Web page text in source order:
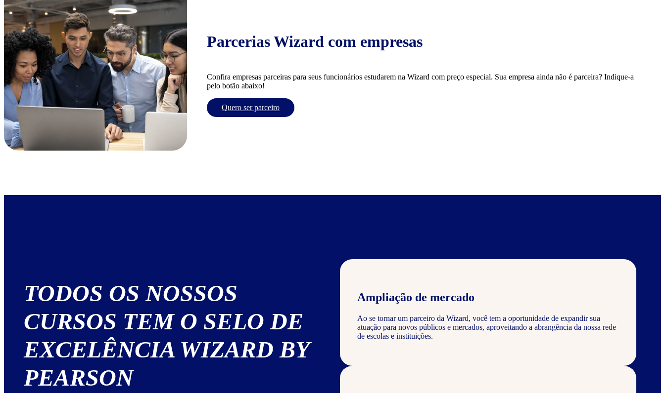
Parcerias Wizard com empresas
Confira empresas parceiras para seus funcionários estudarem na Wizard com preço especial. Sua empresa ainda não é parceira? Indique-a
pelo botão abaixo!
Quero ser parceiro
TODOS OS NOSSOS
CURSOS TEM O SELO DE
EXCELÊNCIA WIZARD BY
PEARSON
Ampliação de mercado
Ao se tornar um parceiro da Wizard, você tem a oportunidade de expandir sua
atuação para novos públicos e mercados, aproveitando a abrangência da nossa rede
de escolas e instituições.